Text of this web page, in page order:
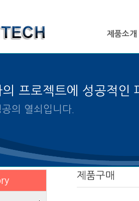
제품소개
의 프로젝트에 성공적인
의 선택은 프로젝트 성공의 열
제품구매